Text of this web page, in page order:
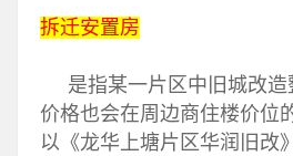
拆迁安置房
是指某一片区中旧城改造
价格也会在周边商住楼价位
以《龙华上塘片区华润旧改